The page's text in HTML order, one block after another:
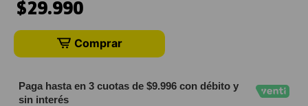
$29.990
Comprar
Paga hasta en 3 cuotas de $9.996 con débito y
sin interés